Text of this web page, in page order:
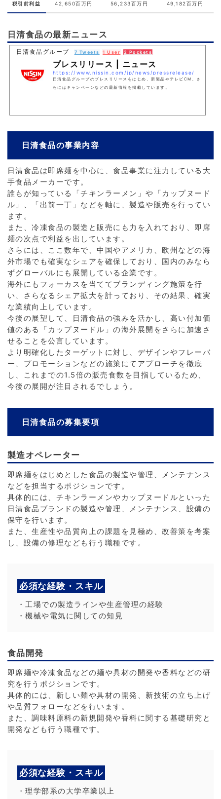
税引前利益 42,650百万円 56,233百万円 49,182百万円
日清食品の最新ニュース
日清食品グループ 7 Tweets 1 User 2 Pockets
プレスリリース | ニュース
https://www.nissin.com/jp/news/pressrelease/
日清食品グループのプレスリリースをはじめ、新製品やテレビCM、さ
らにはキャンペーンなどの最新情報を掲載しています。
日清食品の事業内容
日清食品は即席麺を中心に、食品事業に注力している大
手食品メーカーです。
誰もが知っている「チキンラーメン」や「カップヌード
ル」、「出前一丁」などを軸に、製造や販売を行ってい
ます。
また、冷凍食品の製造と販売にも力を入れており、即席
麺の次点で利益を出しています。
さらには、ここ数年で、中国やアメリカ、欧州などの海
外市場でも確実なシェアを確保しており、国内のみなら
ずグローバルにも展開している企業です。
海外にもフォーカスを当ててブランディング施策を行
い、さらなるシェア拡大を計っており、その結果、確実
な業績向上しています。
今後の展望して、日清食品の強みを活かし、高い付加価
値のある「カップヌードル」の海外展開をさらに加速さ
せることを公言しています。
より明確化したターゲットに対し、デザインやフレーバ
ー、プロモーションなどの施策にてアプローチを徹底
し、これまでの1.5倍の販売食数を目指しているため、
今後の展開が注目されるでしょう。
日清食品の募集要項
製造オペレーター
即席麺をはじめとした食品の製造や管理、メンテナンス
などを担当するポジションです。
具体的には、チキンラーメンやカップヌードルといった
日清食品ブランドの製造や管理、メンテナンス、設備の
保守を行います。
また、生産性や品質向上の課題を見極め、改善策を考案
し、設備の修理なども行う職種です。
必須な経験・スキル
・工場での製造ラインや生産管理の経験
・機械や電気に関しての知見
食品開発
即席麺や冷凍食品などの麺や具材の開発や香料などの研
究を行うポジションです。
具体的には、新しい麺や具材の開発、新技術の立ち上げ
や品質フォローなどを行います。
また、調味料原料の新規開発や香料に関する基礎研究と
開発なども行う職種です。
必須な経験・スキル
・理学部系の大学卒業以上